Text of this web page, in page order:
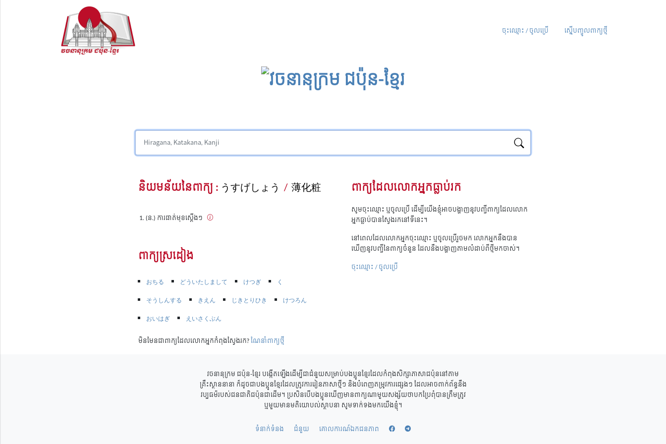
ចុះឈ្មោះ / ចូលប្រើ ស្នើបញ្ចូលពាក្យថ្មី
និយមន័យនៃពាក្យ : うすげしょう / 薄化粧
(ន.) ការផាត់មុខស្តើងៗ
ពាក្យស្រដៀង
おちる どういたしまして けつぎ
く
そうしんする
きえん じきとりひき
けつろん
おいはぎ
えいさくぶん
មិនមែនជាពាក្យដែលលោកអ្នកកំពុងស្វែងរក?ណែនាំពាក្យថ្មី
ពាក្យដែលលោកអ្នកធ្លាប់រក
សូមចុះឈ្មោះ ឬចូលប្រើ ដើម្បីយើងខ្ញុំអាចបង្ហាញនូវបញ្ជីពាក្យដែលលោក
អ្នកធ្លាប់បានស្វែងរកនៅទីនេះ។
នៅពេលដែលលោកអ្នកចុះឈ្មោះ ឬចូលប្រើរួចមក លោកអ្នកនឹងបាន
ឃើញនូវបញ្ជីនៃពាក្យចំនួន ដែលនឹងបង្ហាញតាមលំដាប់ពីថ្មីមកចាស់។
ចុះឈ្មោះ / ចូលប្រើ
វចនានុក្រម ជប៉ុន-ខ្មែរ បង្កើតឡើងដើម្បីជាជំនួយសម្រាប់បងប្អូនខ្មែរដែលកំពុងសិក្សាភាសាជប៉ុននៅតាម
គ្រឹះស្ថាននានា ក៏ដូចជាបងប្អូនខ្មែរដែលត្រូវការរៀនភាសាថ្មីៗ និងបំពេញតម្រូវការផ្សេងៗ ដែលអាចពាក់ព័ន្ធនឹង
វប្បធម៌របស់ជនជាតិជប៉ុនជាដើម។ ប្រសិនបើបងប្អូនឃើញមានពាក្យណាមួយសង្ស័យថាបកប្រែពុំបានត្រឹមត្រូវ
ឬមួយមានមតិយោបល់ស្ថាបនា សូមទាក់ទងមកយើងខ្ញុំ។
ទំនាក់ទំនង ជំនួយ គោលការណ៍ឯកជនភាព